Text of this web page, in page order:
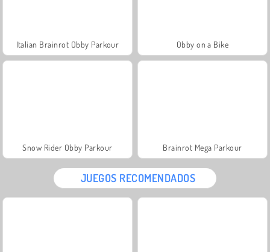
Italian Brainrot Obby Parkour Obby on a Bike
Snow Rider Obby Parkour Brainrot Mega Parkour
JUEGOS RECOMENDADOS